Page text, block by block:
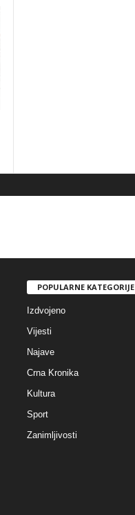
POPULARNE KATEGORIJE
Izdvojeno
Vijesti
Najave
Crna Kronika
Kultura
Sport
Zanimljivosti